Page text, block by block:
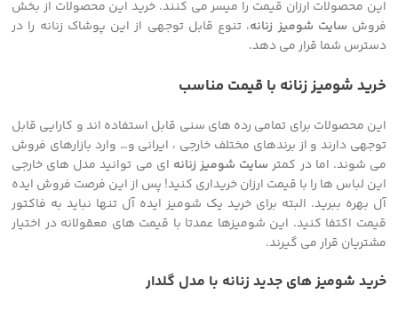
این محصولات ارزان قیمت را میسر می کنند. خرید این محصولات از بخش
فروش سایت شومیز زنانه، تنوع قابل توجهی از این پوشاک زنانه را در
دسترس شما قرار می دهد.
خرید شومیز زنانه با قیمت مناسب
این محصولات برای تمامی رده های سنی قابل استفاده اند و کارایی قابل
توجهی دارند و از برندهای مختلف خارجی ، ایرانی و… وارد بازارهای فروش
می شوند. اما در کمتر سایت شومیز زنانه ای می توانید مدل های خارجی
این لباس ها را با قیمت ارزان خریداری کنید! پس از این فرصت فروش ایده
آل بهره ببرید. البته برای خرید یک شومیز ایده آل تنها نباید به فاکتور
قیمت اکتفا کنید. این شومیزها عمدتا با قیمت های معقولانه در اختیار
مشتریان قرار می گیرند.
خرید شومیز های جدید زنانه با مدل گلدار